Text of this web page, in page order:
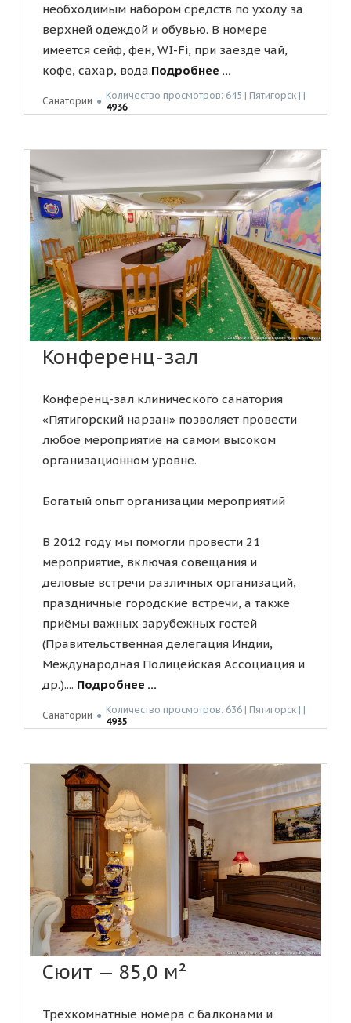
необходимым набором средств по уходу за
верхней одеждой и обувью. В номере
имеется сейф, фен, WI-Fi, при заезде чай,
кофе, сахар, вода.Подробнее ...
Санатории ● Количество просмотров: 645 | Пятигорск | |
4936
Конференц-зал
Конференц-зал клинического санатория
«Пятигорский нарзан» позволяет провести
любое мероприятие на самом высоком
организационном уровне.
Богатый опыт организации мероприятий
В 2012 году мы помогли провести 21
мероприятие, включая совещания и
деловые встречи различных организаций,
праздничные городские встречи, а также
приёмы важных зарубежных гостей
(Правительственная делегация Индии,
Международная Полицейская Ассоциация и
др.).... Подробнее ...
Санатории ● Количество просмотров: 636 | Пятигорск | |
4935
Сюит — 85,0 м²
Трехкомнатные номера с балконами и